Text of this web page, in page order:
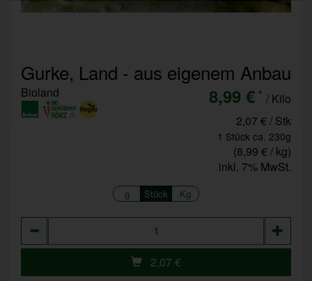
Gurke, Land - aus eigenem Anbau
Bioland 8,99 € * / Kilo
2,07 € / Stk
1 Stück ca. 230g
(8,99 € / kg)
inkl. 7% MwSt.
g Stück Kg
2,07 €